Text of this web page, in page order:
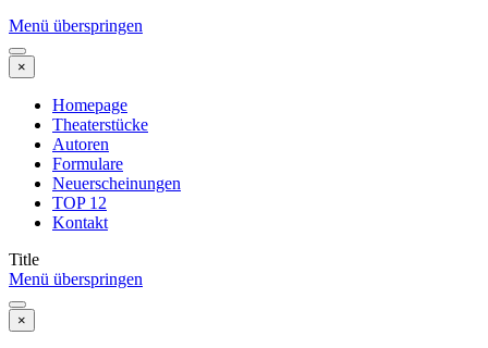
Menü überspringen
×
Homepage
Theaterstücke
Autoren
Formulare
Neuerscheinungen
TOP 12
Kontakt
Title
Menü überspringen
×